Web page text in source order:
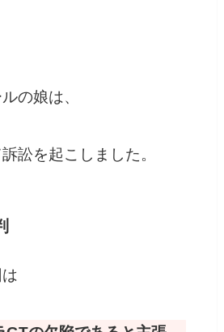
の娘は、
訟を起こしました。